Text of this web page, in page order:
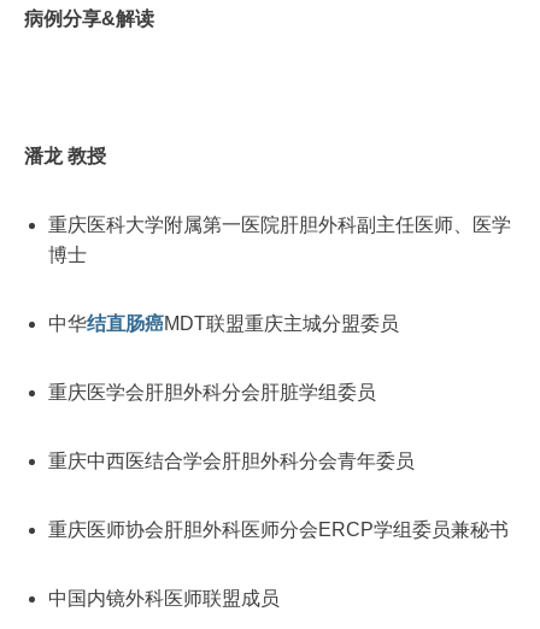
病例分享&解读
潘龙 教授
重庆医科大学附属第一医院肝胆外科副主任医师、医学
博士
中华结直肠癌MDT联盟重庆主城分盟委员
重庆医学会肝胆外科分会肝脏学组委员
重庆中西医结合学会肝胆外科分会青年委员
重庆医师协会肝胆外科医师分会ERCP学组委员兼秘书
中国内镜外科医师联盟成员